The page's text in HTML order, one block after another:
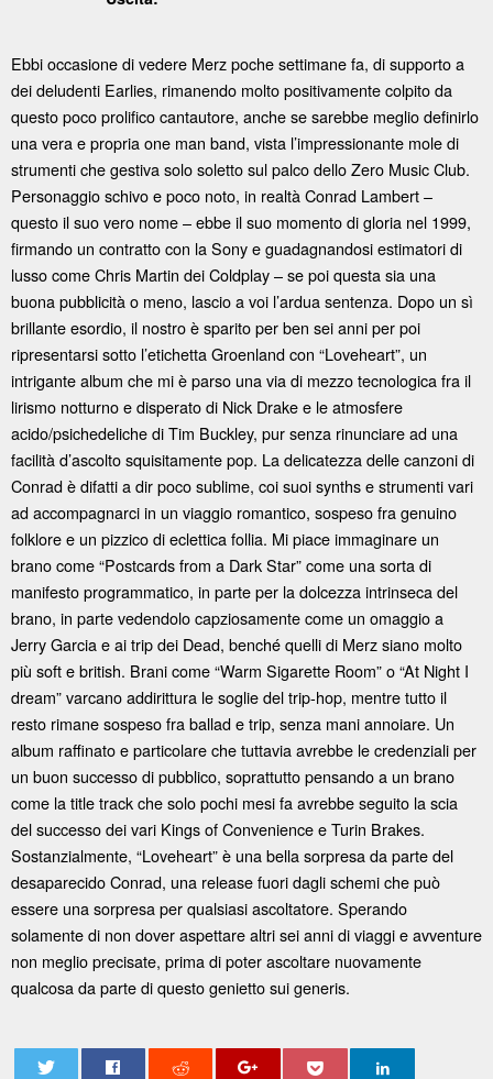
Ebbi occasione di vedere Merz poche settimane fa, di supporto a
dei deludenti Earlies, rimanendo molto positivamente colpito da
questo poco prolifico cantautore, anche se sarebbe meglio definirlo
una vera e propria one man band, vista l’impressionante mole di
strumenti che gestiva solo soletto sul palco dello Zero Music Club.
Personaggio schivo e poco noto, in realtà Conrad Lambert –
questo il suo vero nome – ebbe il suo momento di gloria nel 1999,
firmando un contratto con la Sony e guadagnandosi estimatori di
lusso come Chris Martin dei Coldplay – se poi questa sia una
buona pubblicità o meno, lascio a voi l’ardua sentenza. Dopo un sì
brillante esordio, il nostro è sparito per ben sei anni per poi
ripresentarsi sotto l’etichetta Groenland con “Loveheart”, un
intrigante album che mi è parso una via di mezzo tecnologica fra il
lirismo notturno e disperato di Nick Drake e le atmosfere
acido/psichedeliche di Tim Buckley, pur senza rinunciare ad una
facilità d’ascolto squisitamente pop. La delicatezza delle canzoni di
Conrad è difatti a dir poco sublime, coi suoi synths e strumenti vari
ad accompagnarci in un viaggio romantico, sospeso fra genuino
folklore e un pizzico di eclettica follia. Mi piace immaginare un
brano come “Postcards from a Dark Star” come una sorta di
manifesto programmatico, in parte per la dolcezza intrinseca del
brano, in parte vedendolo capziosamente come un omaggio a
Jerry Garcia e ai trip dei Dead, benché quelli di Merz siano molto
più soft e british. Brani come “Warm Sigarette Room” o “At Night I
dream” varcano addirittura le soglie del trip-hop, mentre tutto il
resto rimane sospeso fra ballad e trip, senza mani annoiare. Un
album raffinato e particolare che tuttavia avrebbe le credenziali per
un buon successo di pubblico, soprattutto pensando a un brano
come la title track che solo pochi mesi fa avrebbe seguito la scia
del successo dei vari Kings of Convenience e Turin Brakes.
Sostanzialmente, “Loveheart” è una bella sorpresa da parte del
desaparecido Conrad, una release fuori dagli schemi che può
essere una sorpresa per qualsiasi ascoltatore. Sperando
solamente di non dover aspettare altri sei anni di viaggi e avventure
non meglio precisate, prima di poter ascoltare nuovamente
qualcosa da parte di questo genietto sui generis.